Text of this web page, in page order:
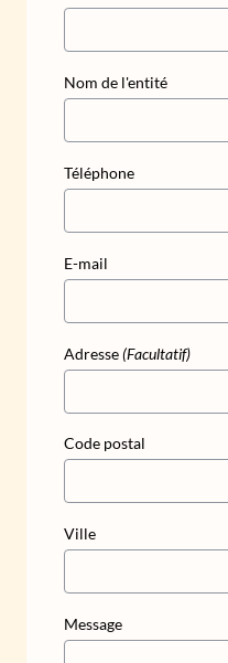
Nom de l'entité
Téléphone
E-mail
Adresse(Facultatif)
Code postal
Ville
Message